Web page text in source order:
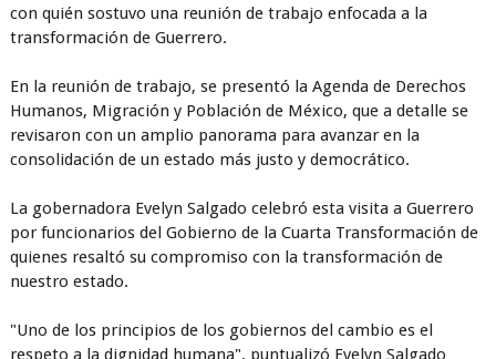
con quién sostuvo una reunión de trabajo enfocada a la
transformación de Guerrero.
En la reunión de trabajo, se presentó la Agenda de Derechos
Humanos, Migración y Población de México, que a detalle se
revisaron con un amplio panorama para avanzar en la
consolidación de un estado más justo y democrático.
La gobernadora Evelyn Salgado celebró esta visita a Guerrero
por funcionarios del Gobierno de la Cuarta Transformación de
quienes resaltó su compromiso con la transformación de
nuestro estado.
"Uno de los principios de los gobiernos del cambio es el
respeto a la dignidad humana", puntualizó Evelyn Salgado